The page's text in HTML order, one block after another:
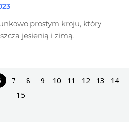
prostym kroju, który
jesienią i zimą.
7 8 9 10 11 12 13
14
15